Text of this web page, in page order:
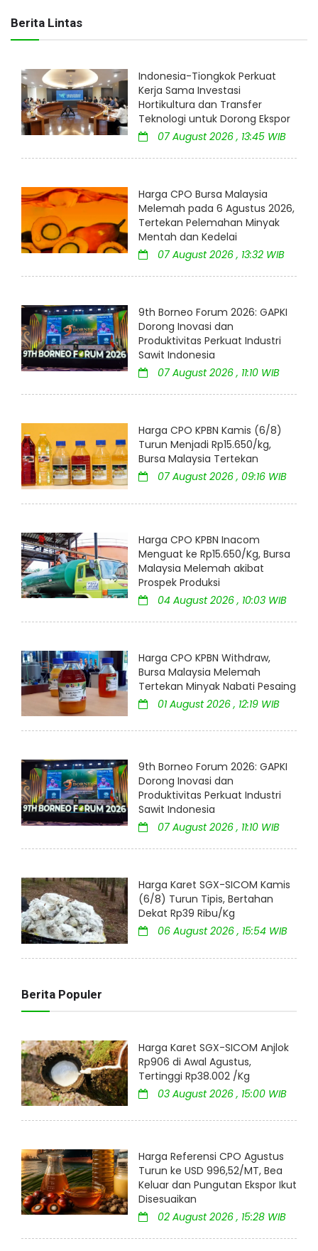
Berita Lintas
Indonesia-Tiongkok Perkuat
Kerja Sama Investasi
Hortikultura dan Transfer
Teknologi untuk Dorong Ekspor
07 August 2026 , 13:45 WIB
Harga CPO Bursa Malaysia
Melemah pada 6 Agustus 2026,
Tertekan Pelemahan Minyak
Mentah dan Kedelai
07 August 2026 , 13:32 WIB
9th Borneo Forum 2026: GAPKI
Dorong Inovasi dan
Produktivitas Perkuat Industri
Sawit Indonesia
07 August 2026 , 11:10 WIB
Harga CPO KPBN Kamis (6/8)
Turun Menjadi Rp15.650/kg,
Bursa Malaysia Tertekan
07 August 2026 , 09:16 WIB
Harga CPO KPBN Inacom
Menguat ke Rp15.650/Kg, Bursa
Malaysia Melemah akibat
Prospek Produksi
04 August 2026 , 10:03 WIB
Harga CPO KPBN Withdraw,
Bursa Malaysia Melemah
Tertekan Minyak Nabati Pesaing
01 August 2026 , 12:19 WIB
9th Borneo Forum 2026: GAPKI
Dorong Inovasi dan
Produktivitas Perkuat Industri
Sawit Indonesia
07 August 2026 , 11:10 WIB
Harga Karet SGX-SICOM Kamis
(6/8) Turun Tipis, Bertahan
Dekat Rp39 Ribu/Kg
06 August 2026 , 15:54 WIB
Berita Populer
Harga Karet SGX-SICOM Anjlok
Rp906 di Awal Agustus,
Tertinggi Rp38.002 /Kg
03 August 2026 , 15:00 WIB
Harga Referensi CPO Agustus
Turun ke USD 996,52/MT, Bea
Keluar dan Pungutan Ekspor Ikut
Disesuaikan
02 August 2026 , 15:28 WIB